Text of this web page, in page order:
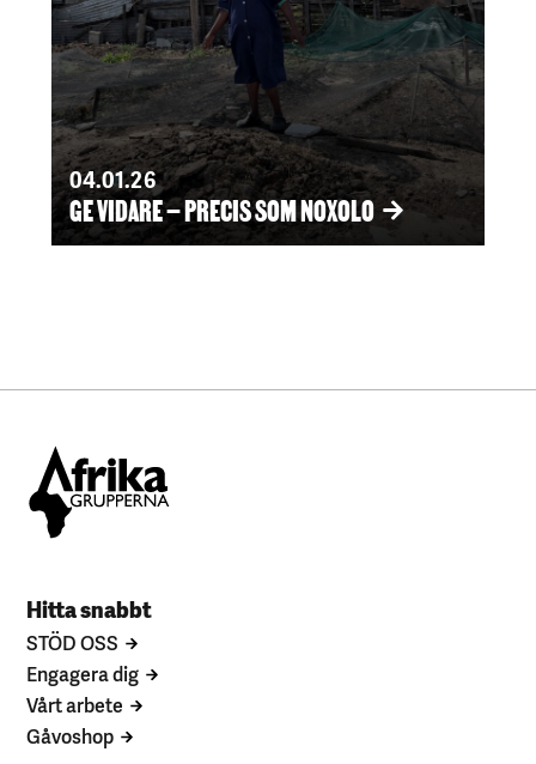
04.01.26
GE VIDARE – PRECIS SOM NOXOLO
Hitta snabbt
STÖD OSS
Engagera dig
Vårt arbete
Gåvoshop